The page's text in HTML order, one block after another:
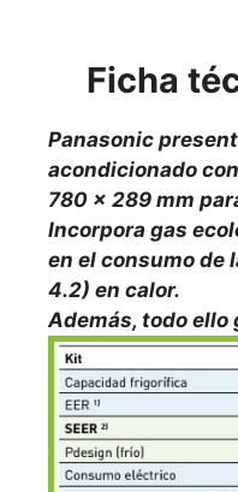
Ficha
Panasonic
acondicionado
780 x 289 mm
Incorpora gas
en el consumo de
4.2) en calor.
Además, todo ello